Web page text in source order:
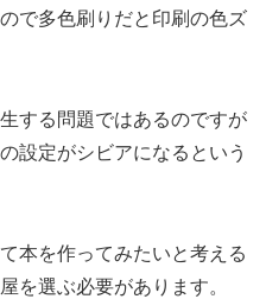
で多色刷りだと印刷の色ズ
する問題ではあるのですが
設定がシビアになるという
本を作ってみたいと考える
を選ぶ必要があります。